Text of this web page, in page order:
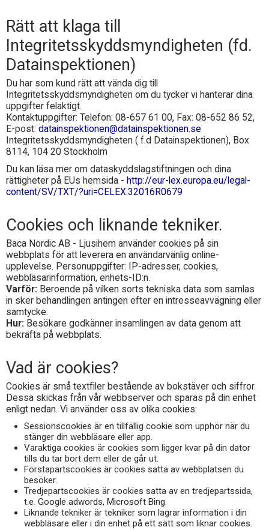
Rätt att klaga till
Integritetsskyddsmyndigheten (fd.
Datainspektionen)
Du har som kund rätt att vända dig till
Integritetsskyddsmyndigheten om du tycker vi hanterar dina
uppgifter felaktigt.
Kontaktuppgifter: Telefon: 08-657 61 00, Fax: 08-652 86 52,
E-post: datainspektionen@datainspektionen.se
Integritetsskyddsmyndigheten ( f.d Datainspektionen), Box
8114, 104 20 Stockholm
Du kan läsa mer om dataskyddslagstiftningen och dina
rättigheter på EUs hemsida - http://eur-lex.europa.eu/legal-
content/SV/TXT/?uri=CELEX:32016R0679
Cookies och liknande tekniker.
Baca Nordic AB - Ljusihem använder cookies på sin
webbplats för att leverera en användarvänlig online-
upplevelse. Personuppgifter: IP-adresser, cookies,
webbläsarinformation, enhets-ID:n.
Varför: Beroende på vilken sorts tekniska data som samlas
in sker behandlingen antingen efter en intresseavvägning eller
samtycke.
Hur: Besökare godkänner insamlingen av data genom att
bekräfta på webbplats.
Vad är cookies?
Cookies är små textfiler bestående av bokstäver och siffror.
Dessa skickas från vår webbserver och sparas på din enhet
enligt nedan. Vi använder oss av olika cookies:
Sessionscookies är en tillfällig cookie som upphör när du
stänger din webbläsare eller app.
Varaktiga cookies är cookies som ligger kvar på din dator
tills du tar bort dem eller de går ut.
Förstapartscookies är cookies satta av webbplatsen du
besöker.
Tredjepartscookies är cookies satta av en tredjepartssida,
t.e. Google adwords, Microsoft Bing.
Liknande tekniker är tekniker som lagrar information i din
webbläsare eller i din enhet på ett sätt som liknar cookies.